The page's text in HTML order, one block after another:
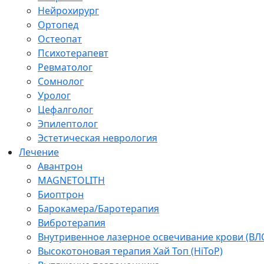
Нейрохирург
Ортопед
Остеопат
Психотерапевт
Ревматолог
Сомнолог
Уролог
Цефалголог
Эпилептолог
Эстетическая неврология
Лечение
Авантрон
MAGNETOLITH
Биоптрон
Барокамера/Баротерапия
Вибротерапия
Внутривенное лазерное освечивание крови
Высокотоновая терапия Хай Топ (HiToP)